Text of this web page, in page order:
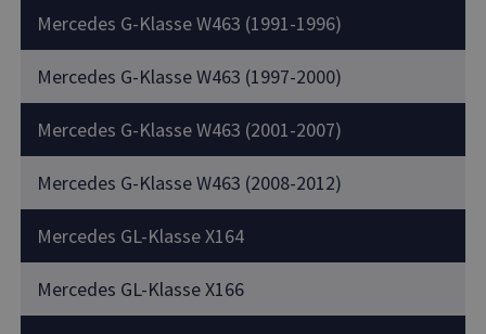
Mercedes G-Klasse W463 (1991-1996)
Mercedes G-Klasse W463 (1997-2000)
Mercedes G-Klasse W463 (2001-2007)
Mercedes G-Klasse W463 (2008-2012)
Mercedes GL-Klasse X164
Mercedes GL-Klasse X166